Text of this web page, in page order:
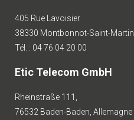
405 Rue Lavoisier
38330 Montbonnot-Saint-Martin
Tél. : 04 76 04 20 00
Etic Telecom GmbH
Rheinstraße 111,
76532 Baden-Baden, Allemagne